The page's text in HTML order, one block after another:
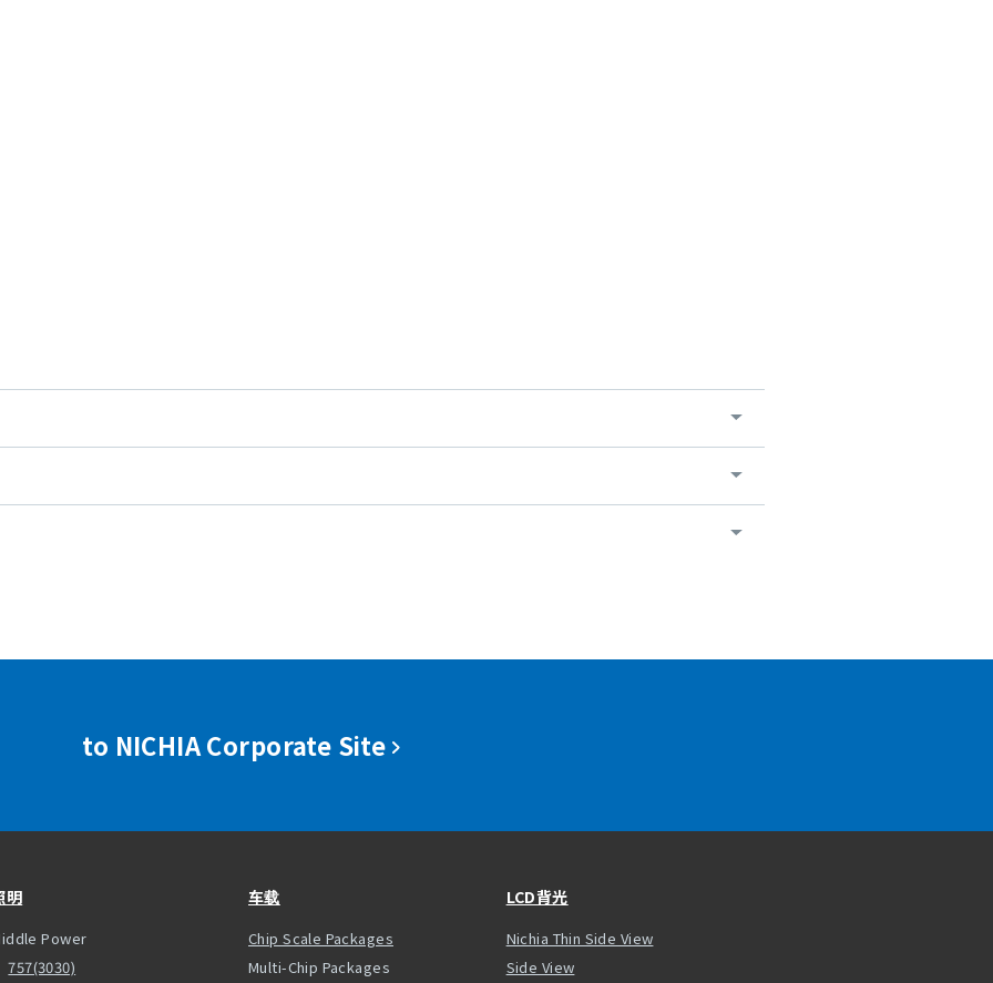
to NICHIA Corporate Site
明
Power
757(3030)
车载
Chip Scale Packages
Multi-Chip Packages
LCD背光
Nichia Thin Side View
Side View